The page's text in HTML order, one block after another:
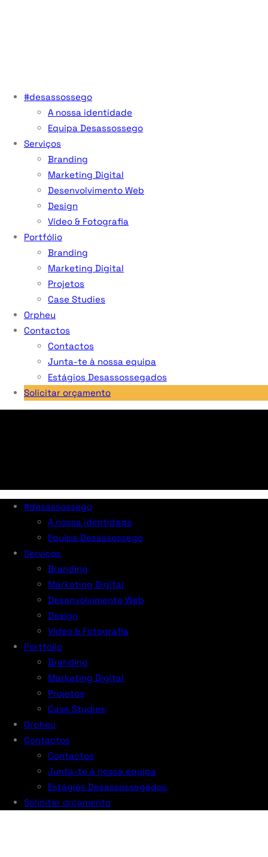
#desassossego
A nossa identidade
Equipa Desassossego
Serviços
Branding
Marketing Digital
Desenvolvimento Web
Design
Vídeo & Fotografia
Portfólio
Branding
Marketing Digital
Projetos
Case Studies
Orpheu
Contactos
Contactos
Junta-te à nossa equipa
Estágios Desassossegados
Solicitar orçamento
#desassossego
A nossa identidade
Equipa Desassossego
Serviços
Branding
Marketing Digital
Desenvolvimento Web
Design
Vídeo & Fotografia
Portfólio
Branding
Marketing Digital
Projetos
Case Studies
Orpheu
Contactos
Contactos
Junta-te à nossa equipa
Estágios Desassossegados
Solicitar orçamento